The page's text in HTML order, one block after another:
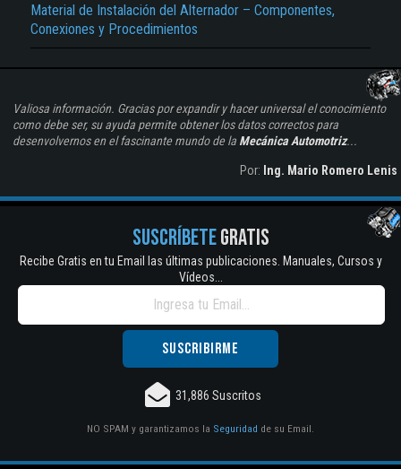
Material de Instalación del Alternador – Componentes,
Conexiones y Procedimientos
Valiosa información. Gracias por expandir y hacer universal el conocimiento
como debe ser, su ayuda permite obtener los datos correctos para
desenvolvernos en el fascinante mundo de la Mecánica Automotriz...
Por: Ing. Mario Romero Lenis
SUSCRÍBETEGRATIS
Recibe Gratis en tu Email las últimas publicaciones. Manuales, Cursos y
Vídeos...
31,886 Suscritos
NO SPAM y garantizamos la Seguridad de su Email.